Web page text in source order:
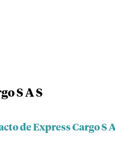
S A S
de Express Cargo S